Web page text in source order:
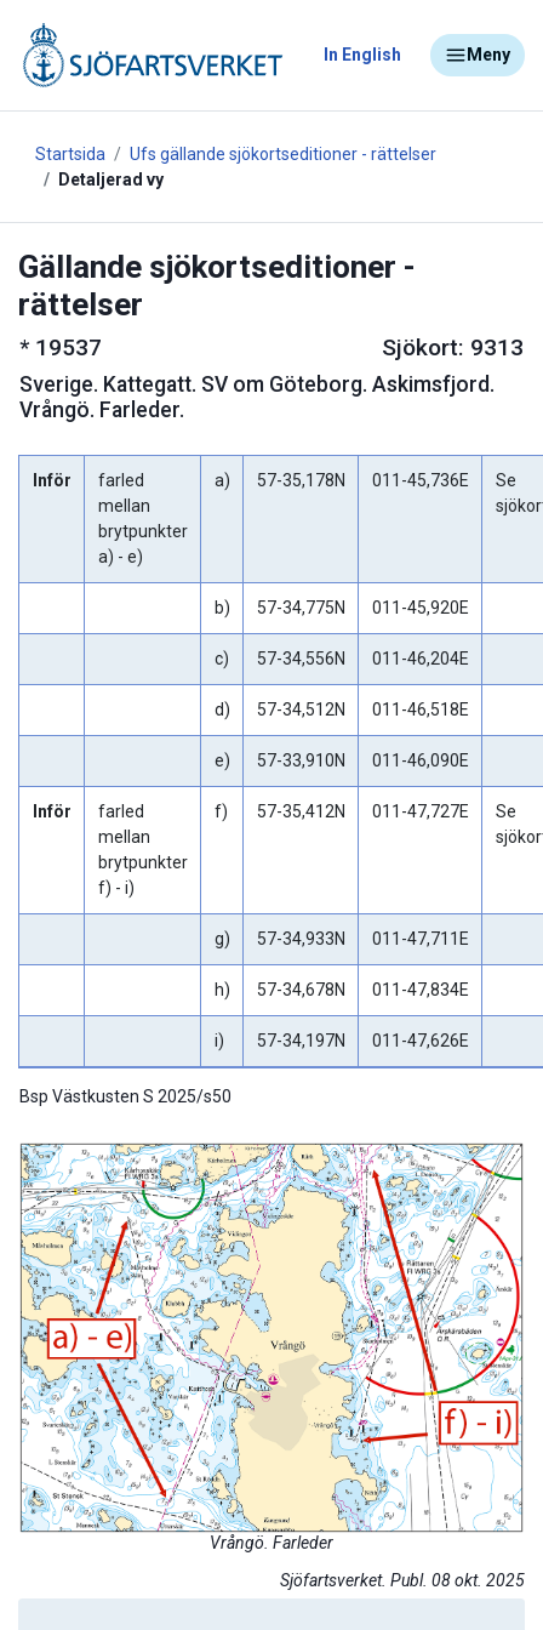
In English Meny
Startsida
Ufs gällande sjökortseditioner - rättelser
Detaljerad vy
Gällande sjökortseditioner -
rättelser
* 19537 Sjökort: 9313
Sverige. Kattegatt. SV om Göteborg. Askimsfjord.
Vrångö. Farleder.
Inför
farled
mellan
brytpunkter
a) - e)
a) 57-35,178N 011-45,736E
Se
b) 57-34,775N 011-45,920E
c) 57-34,556N 011-46,204E
d) 57-34,512N 011-46,518E
e) 57-33,910N 011-46,090E
Inför
farled
mellan
brytpunkter
f) - i)
f) 57-35,412N 011-47,727E
Se
g) 57-34,933N 011-47,711E
h) 57-34,678N 011-47,834E
i) 57-34,197N 011-47,626E
Bsp Västkusten S 2025/s50
Vrångö. Farleder
Sjöfartsverket. Publ. 08 okt. 2025